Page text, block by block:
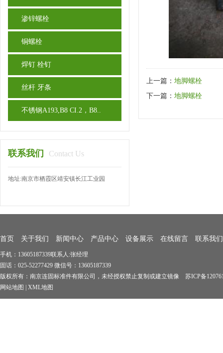
渗锌螺栓
铜螺栓
焊钉 栓钉
丝杆 牙条
不锈钢A193,B8 CI.2，B8..
联系我们 Contact Us
地址:南京市栖霞区靖安镇长江工业园
上一篇： 地脚螺栓
下一篇： 地脚螺栓
首页 关于我们 新闻中心 产品中心 设备展示 在线留言 联系我们
手机：13605187339联系人:张经理
固话：025-52277429 微信号：13605187339
版权所有：南京连固标准件有限公司，未经授权禁止复制或建立镜像 苏ICP备
网站地图
XML地图